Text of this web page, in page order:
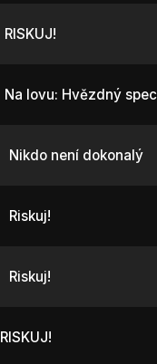
RISKUJ!
Na lovu: Hvězdný
Nikdo není dokonalý
Riskuj!
Riskuj!
RISKUJ!